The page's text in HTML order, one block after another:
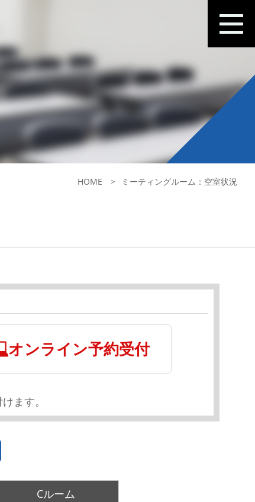
HOME ミーティングルーム：空室状況
オンライン予約受付
ます。
Cルーム